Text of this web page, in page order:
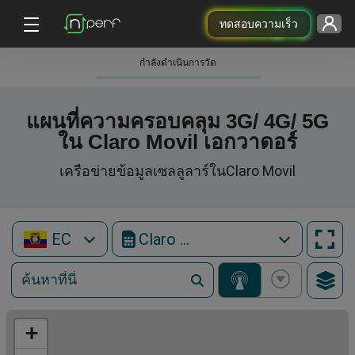
ทดสอบความเร็ว
กําลังดําเนินการวัด
แผนที่ความครอบคลุม 3G/ 4G/ 5G
ใน Claro Movil เอกวาดอร์
เครือข่ายข้อมูลเซลลูลาร์ในClaro Movil
EC Claro Movil
+